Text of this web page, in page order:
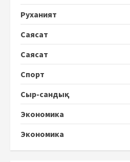
Руханият
Саясат
Саясат
Спорт
Сыр-сандық
Экономика
Экономика